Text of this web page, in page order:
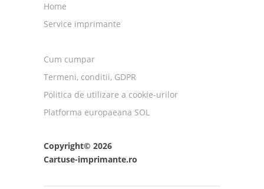
Home
Service imprimante
Cum cumpar
Termeni, conditii, GDPR
Politica de utilizare a cookie-urilor
Platforma europaeana SOL
Copyright© 2026
Cartuse-imprimante.ro